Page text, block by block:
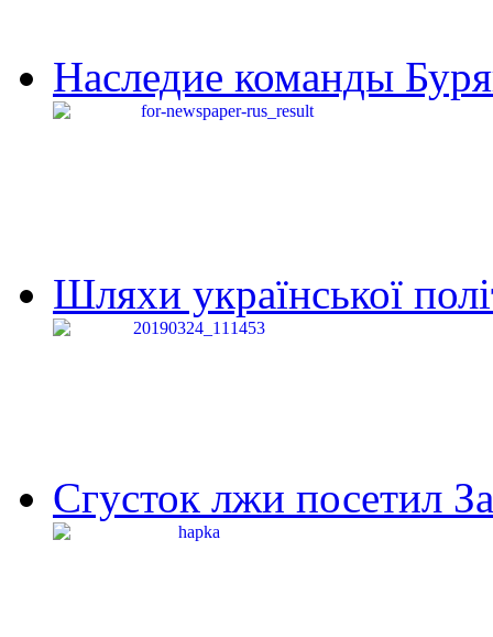
Наследие команды
Шляхи української
Сгусток лжи посетил